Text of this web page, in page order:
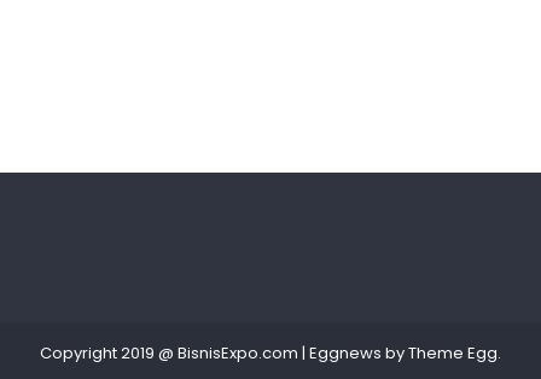
Copyright 2019 @ BisnisExpo.com | Eggnews byTheme Egg.